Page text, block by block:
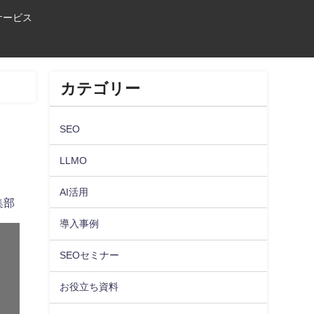
ービス
部
カテゴリー
SEO
LLMO
AI活用
導入事例
SEOセミナー
お役立ち資料